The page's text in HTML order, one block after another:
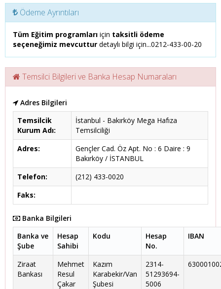
Ödeme Ayrıntıları
Tüm Eğitim programları için taksitli ödeme
seçeneğimiz mevcuttur detaylı bilgi için...0212-433-00-20
Temsilci Bilgileri ve Banka Hesap Numaraları
Adres Bilgileri
Temsilcik
Kurum Adı:
İstanbul - Bakırköy Mega Hafıza
Temsilciliği
Adres:
Gençler Cad. Öz Apt. No : 6 Daire : 9
Bakırköy / İSTANBUL
Telefon:
(212) 433-0020
Faks:
Banka Bilgileri
Banka ve
Şube
Hesap
Sahibi
Kodu
Hesap
No.
IBAN
Ziraat
Bankası
Mehmet
Resul
Çakar
Kazım
Karabekir/Van
Şubesi
2314-
51293694-
5006